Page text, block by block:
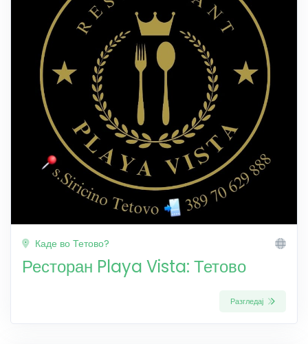
Каде во Тетово?
Ресторан Playa Vista: Тетово
Разгледај